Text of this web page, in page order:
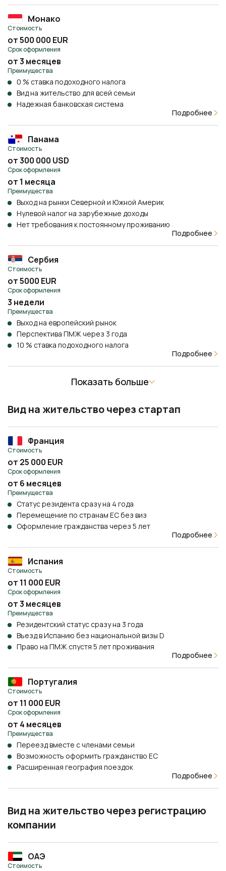
Монако
Стоимость
от 500 000 EUR
Срок оформления
от 3 месяцев
Преимущества
0 % ставка подоходного налога
Вид на жительство для всей семьи
Надежная банковская система
Подробнее
Панама
Стоимость
от 300 000 USD
Срок оформления
от 1 месяца
Преимущества
Выход на рынки Северной и Южной Америк
Нулевой налог на зарубежные доходы
Нет требования к постоянному проживанию
Подробнее
Сербия
Стоимость
от 5000 EUR
Срок оформления
3 недели
Преимущества
Выход на европейский рынок
Перспектива ПМЖ через 3 года
10 % ставка подоходного налога
Подробнее
Показать больше
Вид на жительство через стартап
Франция
Стоимость
от 25 000 EUR
Срок оформления
от 6 месяцев
Преимущества
Статус резидента сразу на 4 года
Перемещение по странам ЕС без виз
Оформление гражданства через 5 лет
Подробнее
Испания
Стоимость
от 11 000 EUR
Срок оформления
от 3 месяцев
Преимущества
Резидентский статус сразу на 3 года
Въезд в Испанию без национальной визы D
Право на ПМЖ спустя 5 лет проживания
Подробнее
Португалия
Стоимость
от 11 000 EUR
Срок оформления
от 4 месяцев
Преимущества
Переезд вместе с членами семьи
Возможность оформить гражданство ЕС
Расширенная география поездок
Подробнее
Вид на жительство через регистрацию
компании
ОАЭ
Стоимость